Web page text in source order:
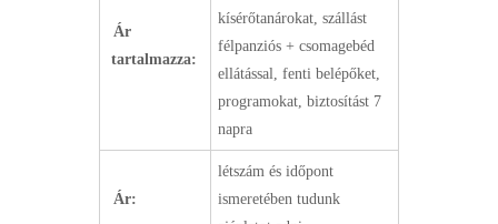
Ár
tartalmazza:
kísérőtanárokat, szállást
félpanziós + csomagebéd
ellátással, fenti belépőket,
programokat, biztosítást 7
napra
Ár:
létszám és időpont
ismeretében tudunk